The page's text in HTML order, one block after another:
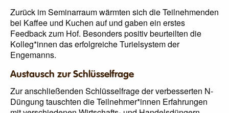
Zurück im Seminarraum wärmten sich die Teilnehmenden
bei Kaffee und Kuchen auf und gaben ein erstes
Feedback zum Hof. Besonders positiv beurteilten die
Kolleg*innen das erfolgreiche Turielsystem der
Engemanns.
Austausch zur Schlüsselfrage
Zur anschließenden Schlüsselfrage der verbesserten N-
Düngung tauschten die Teilnehmer*innen Erfahrungen